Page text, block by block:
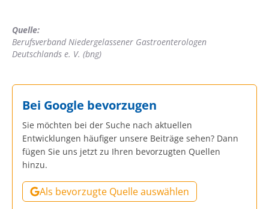
Quelle:
Berufsverband Niedergelassener Gastroenterologen
Deutschlands e. V. (bng)
Bei Google bevorzugen
Sie möchten bei der Suche nach aktuellen
Entwicklungen häufiger unsere Beiträge sehen? Dann
fügen Sie uns jetzt zu Ihren bevorzugten Quellen
hinzu.
Als bevorzugte Quelle auswählen